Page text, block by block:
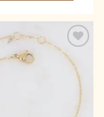
Ajouter
à la
liste
d’envies